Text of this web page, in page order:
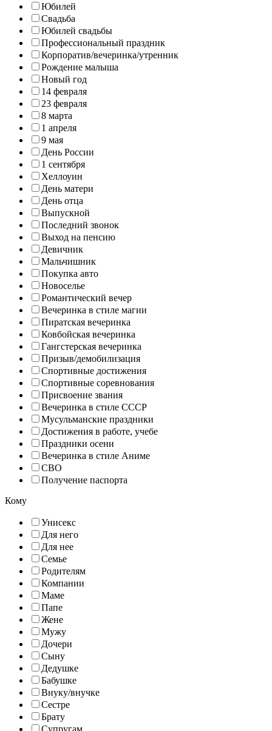
Юбилей
Свадьба
Юбилей свадьбы
Профессиональный праздник
Корпоратив/вечеринка/утренник
Рождение малыша
Новый год
14 февраля
23 февраля
8 марта
1 апреля
9 мая
День России
1 сентября
Хеллоуин
День матери
День отца
Выпускной
Последний звонок
Выход на пенсию
Девичник
Мальчишник
Покупка авто
Новоселье
Романтический вечер
Вечеринка в стиле магии
Пиратская вечеринка
Ковбойская вечеринка
Гангстерская вечеринка
Призыв/демобилизация
Спортивные достижения
Спортивные соревнования
Присвоение звания
Вечеринка в стиле СССР
Мусульманские праздники
Достижения в работе, учебе
Праздники осени
Вечеринка в стиле Аниме
СВО
Получение паспорта
Кому
Унисекс
Для него
Для нее
Семье
Родителям
Компании
Маме
Папе
Жене
Мужу
Дочери
Сыну
Дедушке
Бабушке
Внуку/внучке
Сестре
Брату
Супругам